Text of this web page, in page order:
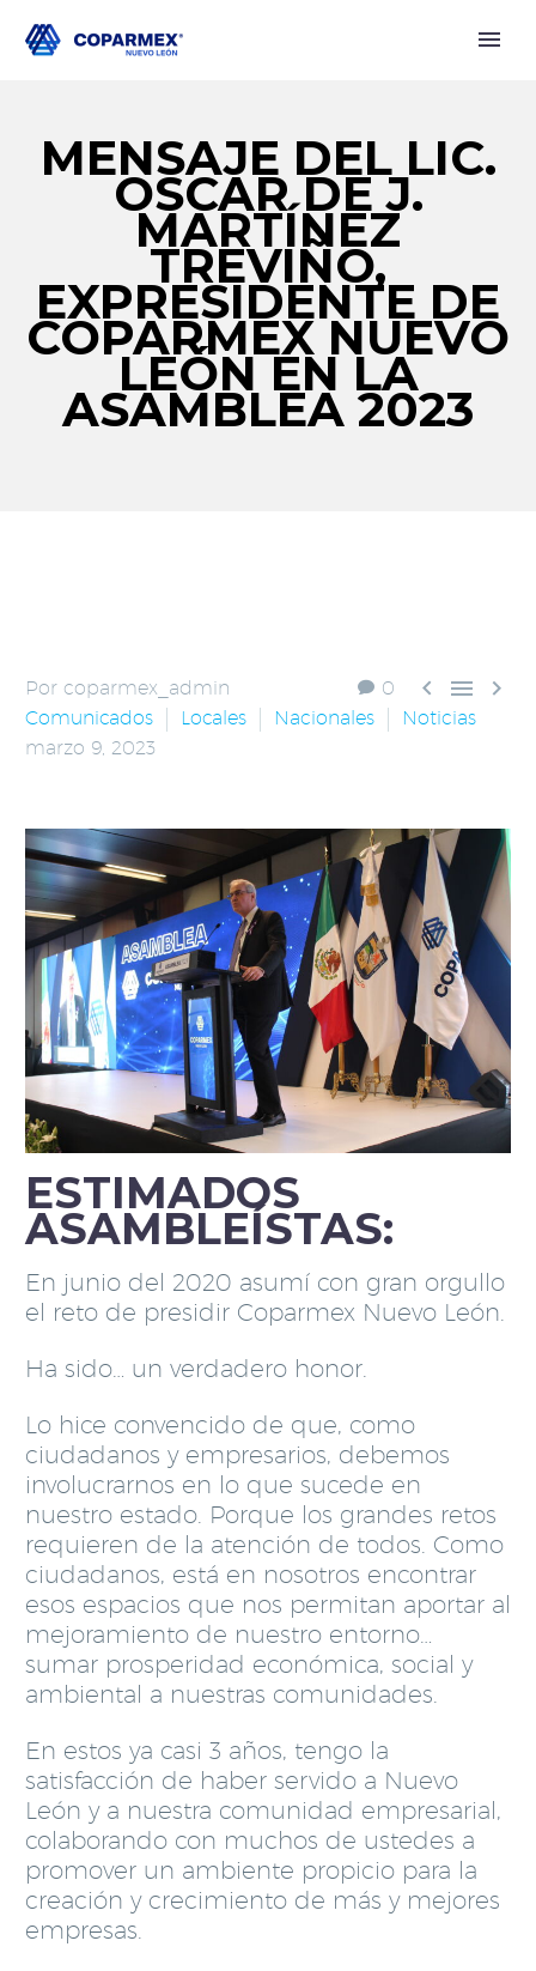
MENSAJE DEL LIC.
OSCAR DE J.
MARTÍNEZ
TREVIÑO,
EXPRESIDENTE DE
COPARMEX NUEVO
LEÓN EN LA
ASAMBLEA 2023
0   
Por coparmex_admin
Comunicados
Locales Nacionales
Noticias
marzo 9, 2023
ESTIMADOS
ASAMBLEÍSTAS:
En junio del 2020 asumí con gran orgullo
el reto de presidir Coparmex Nuevo León.
Ha sido… un verdadero honor.
Lo hice convencido de que, como
ciudadanos y empresarios, debemos
involucrarnos en lo que sucede en
nuestro estado. Porque los grandes retos
requieren de la atención de todos. Como
ciudadanos, está en nosotros encontrar
esos espacios que nos permitan aportar al
mejoramiento de nuestro entorno…
sumar prosperidad económica, social y
ambiental a nuestras comunidades.
En estos ya casi 3 años, tengo la
satisfacción de haber servido a Nuevo
León y a nuestra comunidad empresarial,
colaborando con muchos de ustedes a
promover un ambiente propicio para la
creación y crecimiento de más y mejores
empresas.